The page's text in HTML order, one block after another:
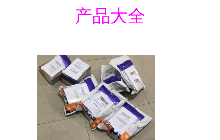
产品大全